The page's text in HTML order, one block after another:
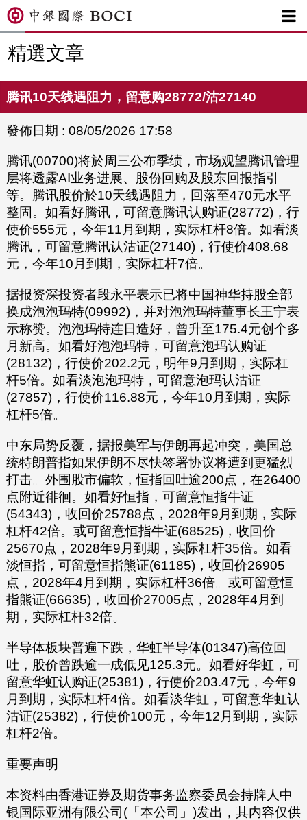

精選文章
腾讯10天线遇阻力，留意购28772/沽27140
發佈日期 : 08/05/2026 17:58
腾讯(00700)将於周三公布季绩，市场观望腾讯管理
层将透露AI业务进展、股份回购及股东回报指引
等。腾讯股价於10天线遇阻力，回落至470元水平
整固。如看好腾讯，可留意腾讯认购证(28772)，行
使价555元，今年11月到期，实际杠杆8倍。如看淡
腾讯，可留意腾讯认沽证(27140)，行使价408.68
元，今年10月到期，实际杠杆7倍。
据报资深投资者段永平表示已将中国神华持股全部
换成泡泡玛特(09992)，并对泡泡玛特董事长王宁表
示称赞。泡泡玛特连日造好，曾升至175.4元创个多
月新高。如看好泡泡玛特，可留意泡玛认购证
(28132)，行使价202.2元，明年9月到期，实际杠
杆5倍。如看淡泡泡玛特，可留意泡玛认沽证
(27857)，行使价116.88元，今年10月到期，实际
杠杆5倍。
中东局势反覆，据报美军与伊朗再起冲突，美国总
统特朗普指如果伊朗不尽快签署协议将遭到更猛烈
打击。外围股市偏软，恒指回吐逾200点，在26400
点附近徘徊。如看好恒指，可留意恒指牛证
(54343)，收回价25788点，2028年9月到期，实际
杠杆42倍。或可留意恒指牛证(68525)，收回价
25670点，2028年9月到期，实际杠杆35倍。如看
淡恒指，可留意恒指熊证(61185)，收回价26905
点，2028年4月到期，实际杠杆36倍。或可留意恒
指熊证(66635)，收回价27005点，2028年4月到
期，实际杠杆32倍。
半导体板块普遍下跌，华虹半导体(01347)高位回
吐，股价曾跌逾一成低见125.3元。如看好华虹，可
留意华虹认购证(25381)，行使价203.47元，今年9
月到期，实际杠杆4倍。如看淡华虹，可留意华虹认
沽证(25382)，行使价100元，今年12月到期，实际
杠杆2倍。
重要声明
本资料由香港证券及期货事务监察委员会持牌人中
银国际亚洲有限公司(「本公司」)发出，其内容仅供